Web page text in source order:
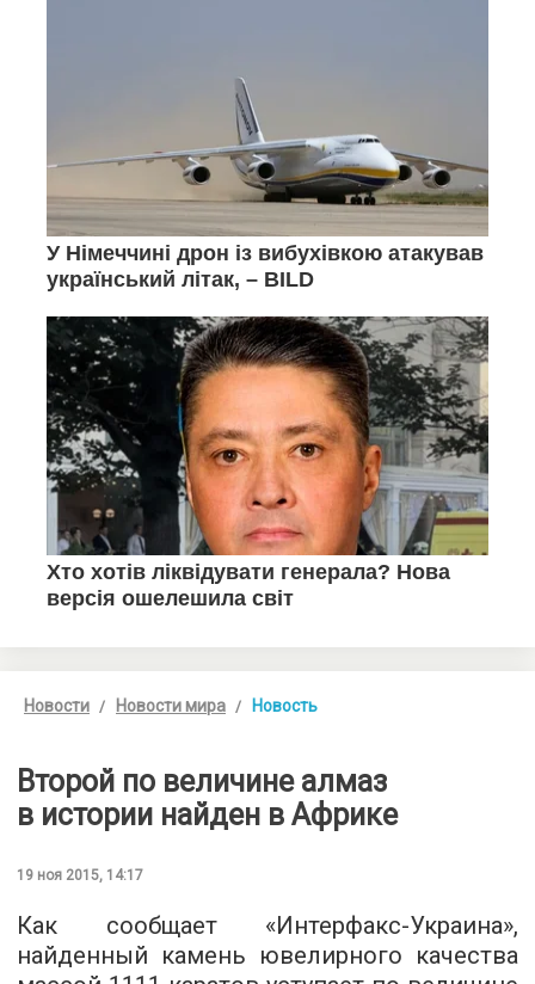
Новости Новости мира Новость
Второй по величине алмаз
в истории найден в Африке
19 ноя 2015, 14:17
Как сообщает «Интерфакс-Украина»,
найденный камень ювелирного качества